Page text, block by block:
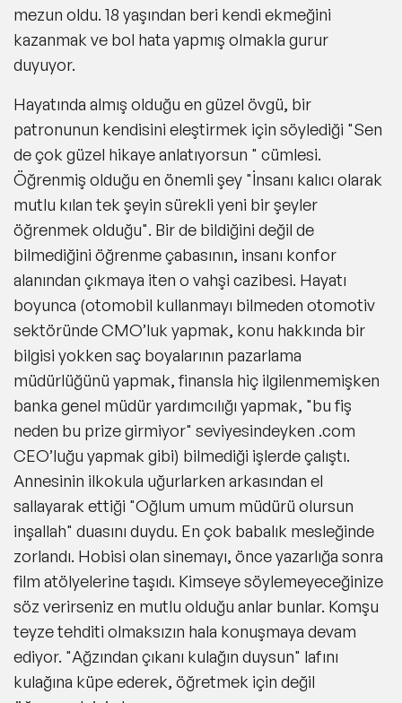
mezun oldu. 18 yaşından beri kendi ekmeğini
kazanmak ve bol hata yapmış olmakla gurur
duyuyor.
Hayatında almış olduğu en güzel övgü, bir
patronunun kendisini eleştirmek için söylediği "Sen
de çok güzel hikaye anlatıyorsun " cümlesi.
Öğrenmiş olduğu en önemli şey "İnsanı kalıcı olarak
mutlu kılan tek şeyin sürekli yeni bir şeyler
öğrenmek olduğu". Bir de bildiğini değil de
bilmediğini öğrenme çabasının, insanı konfor
alanından çıkmaya iten o vahşi cazibesi. Hayatı
boyunca (otomobil kullanmayı bilmeden otomotiv
sektöründe CMO’luk yapmak, konu hakkında bir
bilgisi yokken saç boyalarının pazarlama
müdürlüğünü yapmak, finansla hiç ilgilenmemişken
banka genel müdür yardımcılığı yapmak, "bu fiş
neden bu prize girmiyor" seviyesindeyken .com
CEO’luğu yapmak gibi) bilmediği işlerde çalıştı.
Annesinin ilkokula uğurlarken arkasından el
sallayarak ettiği "Oğlum umum müdürü olursun
inşallah" duasını duydu. En çok babalık mesleğinde
zorlandı. Hobisi olan sinemayı, önce yazarlığa sonra
film atölyelerine taşıdı. Kimseye söylemeyeceğinize
söz verirseniz en mutlu olduğu anlar bunlar. Komşu
teyze tehditi olmaksızın hala konuşmaya devam
ediyor. "Ağzından çıkanı kulağın duysun" lafını
kulağına küpe ederek, öğretmek için değil